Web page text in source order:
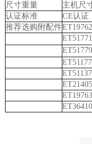
尺寸重量
主机尺
认证标准
CE认证
推荐选购附配件